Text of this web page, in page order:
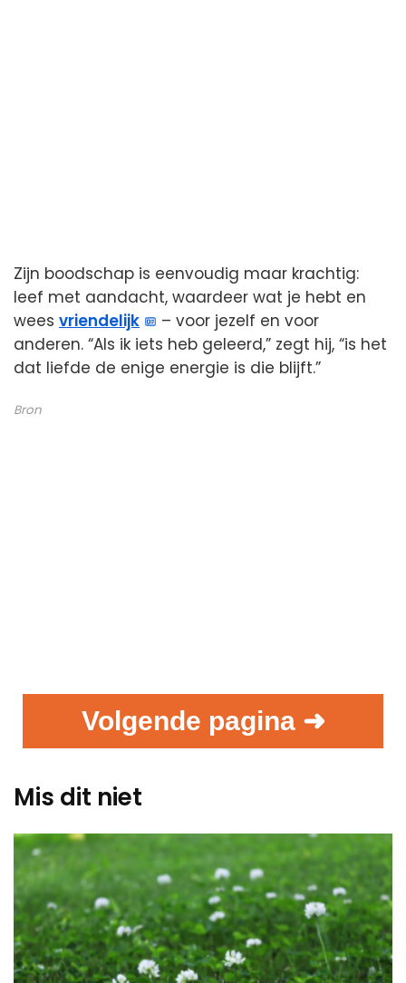
Zijn boodschap is eenvoudig maar krachtig:
leef met aandacht, waardeer wat je hebt en
wees vriendelijk
– voor jezelf en voor
anderen. “Als ik iets heb geleerd,” zegt hij, “is het
dat liefde de enige energie is die blijft.”
Bron
Volgende pagina ➜
Mis dit niet